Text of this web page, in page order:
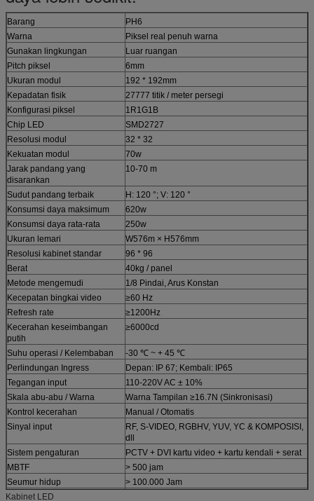
Barang
PH6
Warna
Piksel real penuh warna
Gunakan lingkungan
Luar ruangan
Pitch piksel
6mm
Ukuran modul
192 * 192mm
Kepadatan fisik
27777 titik / meter persegi
Konfigurasi piksel
1R1G1B
Chip LED
SMD2727
Resolusi modul
32 * 32
Kekuatan modul
70w
Jarak pandang yang
disarankan
10-70 m
Sudut pandang terbaik
H: 120 °; V: 120 °
Konsumsi daya maksimum
620w
Konsumsi daya rata-rata
250w
Ukuran lemari
W576m × H576mm
Resolusi kabinet standar
96 * 96
Berat
40kg / panel
Metode mengemudi
1/8 Pindai, Arus Konstan
Kecepatan bingkai video
≥60 Hz
Refresh rate
≥1200Hz
Kecerahan keseimbangan
putih
≥6000cd
Suhu operasi / Kelembaban
-30 ℃ ~ + 45 ℃
Perlindungan Ingress
Depan: IP 67; Kembali: IP65
Tegangan input
110-220V AC ± 10%
Skala abu-abu / Warna
Warna Tampilan ≥16.7N (Sinkronisasi)
Kontrol kecerahan
Manual / Otomatis
Sinyal input
RF, S-VIDEO, RGBHV, YUV, YC & KOMPOSISI,
dll
Sistem pengaturan
PCTV + DVI kartu video + kartu kendali + serat
MBTF
> 500 jam
Seumur hidup
> 100.000 Jam
Tingkatnya
Kabinet LED